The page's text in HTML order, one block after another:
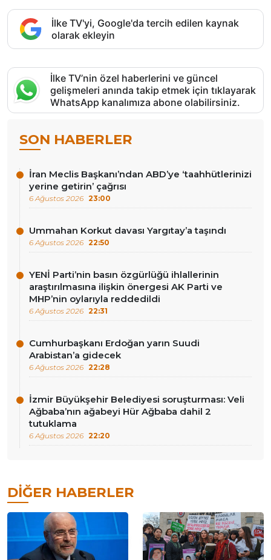
İlke TV'yi, Google'da tercih edilen kaynak
olarak ekleyin
İlke TV’nin özel haberlerini ve güncel
gelişmeleri anında takip etmek için tıklayarak
WhatsApp kanalımıza abone olabilirsiniz.
SON HABERLER
İran Meclis Başkanı’ndan ABD’ye ‘taahhütlerinizi
yerine getirin’ çağrısı
6 Ağustos 2026 23:00
Ummahan Korkut davası Yargıtay’a taşındı
6 Ağustos 2026 22:50
YENİ Parti’nin basın özgürlüğü ihlallerinin
araştırılmasına ilişkin önergesi AK Parti ve
MHP’nin oylarıyla reddedildi
6 Ağustos 2026 22:31
Cumhurbaşkanı Erdoğan yarın Suudi
Arabistan’a gidecek
6 Ağustos 2026 22:28
İzmir Büyükşehir Belediyesi soruşturması: Veli
Ağbaba’nın ağabeyi Hür Ağbaba dahil 2
tutuklama
6 Ağustos 2026 22:20
DIĞER HABERLER